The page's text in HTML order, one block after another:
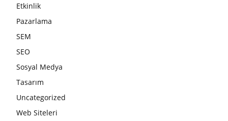
Etkinlik
Pazarlama
SEM
SEO
Sosyal Medya
Tasarım
Uncategorized
Web Siteleri